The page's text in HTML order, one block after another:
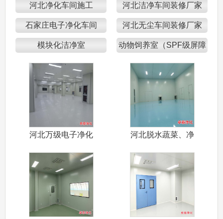
河北净化车间施工 河北洁净车间装修厂家
石家庄电子净化车间 河北无尘车间装修厂家
模块化洁净室
动物饲养室（SPF级屏障
河北万级电子净化
河北脱水蔬菜、净